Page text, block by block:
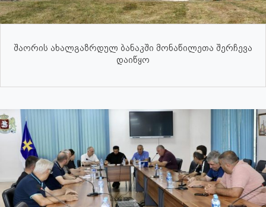
შაორის ახალგაზრდულ ბანაკში მონაწილეთა შერჩევა
დაიწყო